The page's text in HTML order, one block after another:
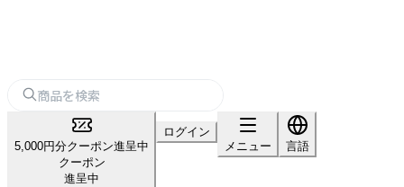
5,000円分クーポン進呈中
クーポン
進呈中
ログイン
メニュー
言語